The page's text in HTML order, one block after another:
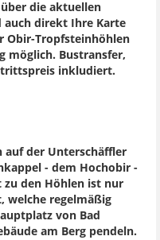
die aktuellen
auch direkt Ihre Karte
Obir-Tropfsteinhöhlen
möglich. Bustransfer,
inkludiert.
auf der Unterschäffler
- dem Hochobir -
zu den Höhlen ist nur
welche regelmäßig
von Bad
am Berg pendeln.